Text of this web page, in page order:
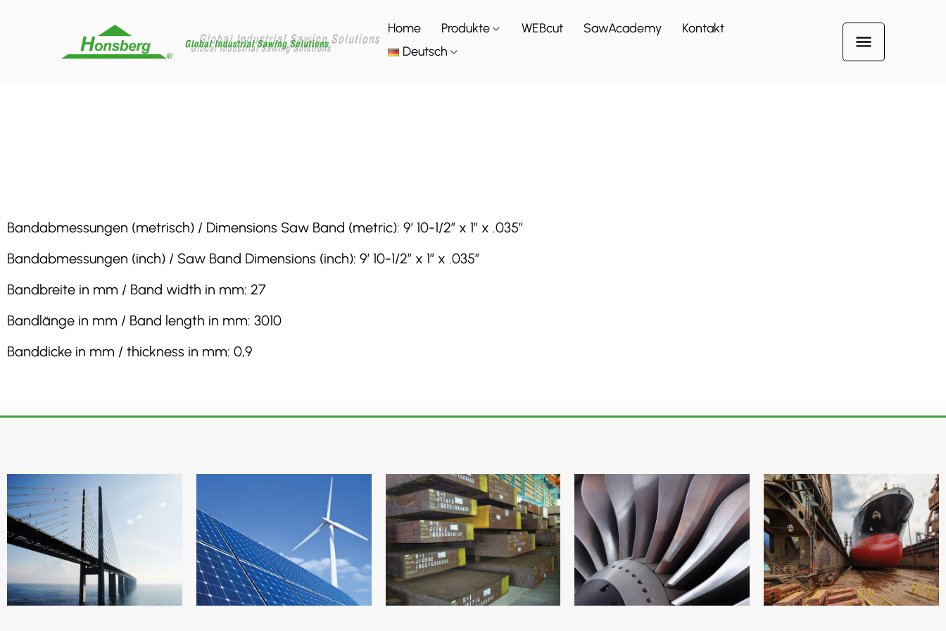
Home Produkte WEBcut SawAcademy
Kontakt
Deutsch
Bandabmessungen (metrisch) / Dimensions Saw Band (metric): 9′ 10-1/2″ x 1″ x .035″
Bandabmessungen (inch) / Saw Band Dimensions (inch): 9′ 10-1/2″ x 1″ x .035″
Bandbreite in mm / Band width in mm: 27
Bandlänge in mm / Band length in mm: 3010
Banddicke in mm / thickness in mm: 0,9